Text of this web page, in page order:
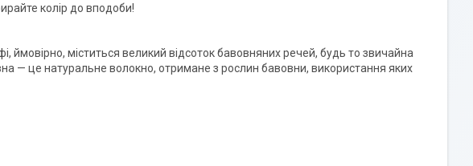
колір до вподоби!
ймовірно, міститься великий відсоток бавовняних речей, будь то звичайна
— це натуральне волокно, отримане з рослин бавовни, використання яких